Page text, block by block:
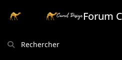
Forum
Rechercher